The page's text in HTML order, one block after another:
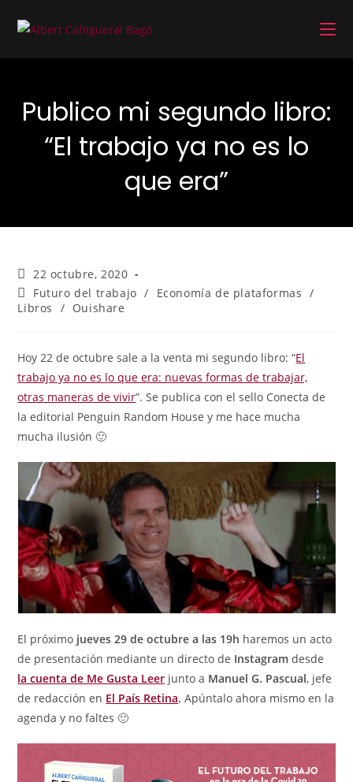
Publico mi segundo libro:
“El trabajo ya no es lo
que era”
22 octubre, 2020
Futuro del trabajo / Economía de plataformas /
Libros
/ Ouishare
Hoy 22 de octubre sale a la venta mi segundo libro: “El
trabajo ya no es lo que era: nuevas formas de trabajar,
otras maneras de vivir”. Se publica con el sello Conecta de
la editorial Penguin Random House y me hace mucha
mucha ilusión 🙂
El próximo jueves 29 de octubre a las 19h haremos un acto
de presentación mediante un directo de Instagram desde
la cuenta de Me Gusta Leer junto a Manuel G. Pascual, jefe
de redacción en El País Retina.Apúntalo ahora mismo en la
agenda y no faltes 🙂